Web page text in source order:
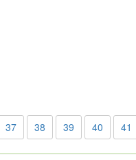
37 38 39 40 41